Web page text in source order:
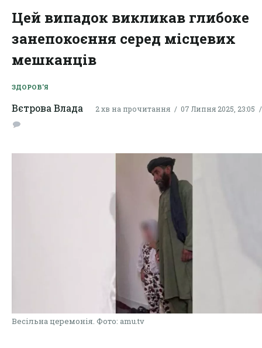
Цей випадок викликав глибоке
занепокоєння серед місцевих
мешканців
ЗДОРОВ'Я
Вєтрова Влада 2 хв на прочитання 07 Липня 2025, 23:05
Весільна церемонія. Фото: amu.tv